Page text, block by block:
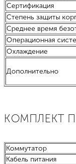
Сертификация
Степень защиты
Среднее время
Операционная
Охлаждение
Дополнительно
КОМПЛЕКТ
Коммутатор
Кабель питания